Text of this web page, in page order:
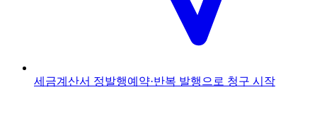
세금계산서 정발행예약·반복 발행으로 청구 시작